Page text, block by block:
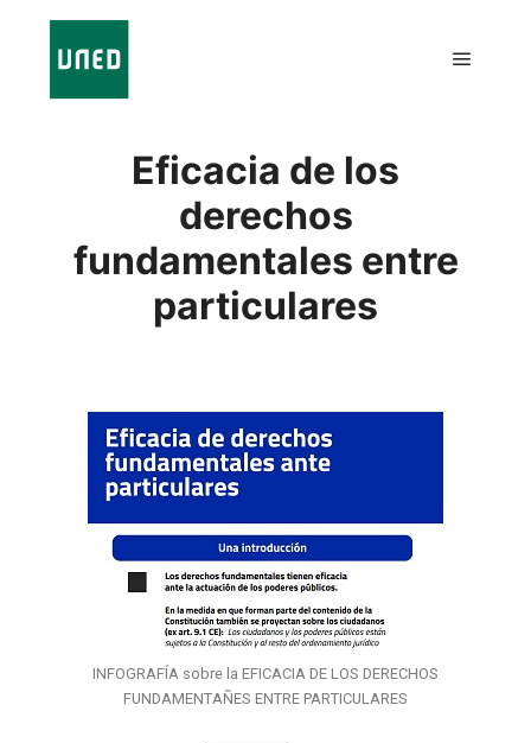
Eficacia de los
derechos
fundamentales entre
particulares
INFOGRAFÍA sobre la EFICACIA DE LOS DERECHOS
FUNDAMENTAÑES ENTRE PARTICULARES